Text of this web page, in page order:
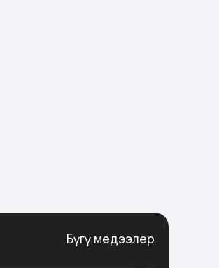
Бүгү медээлер